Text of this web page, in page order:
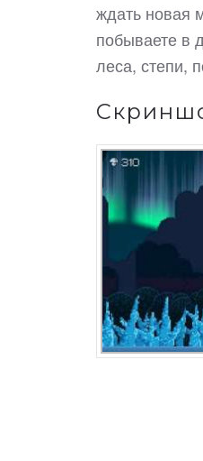
ждать новая
побываете в
леса, степи,